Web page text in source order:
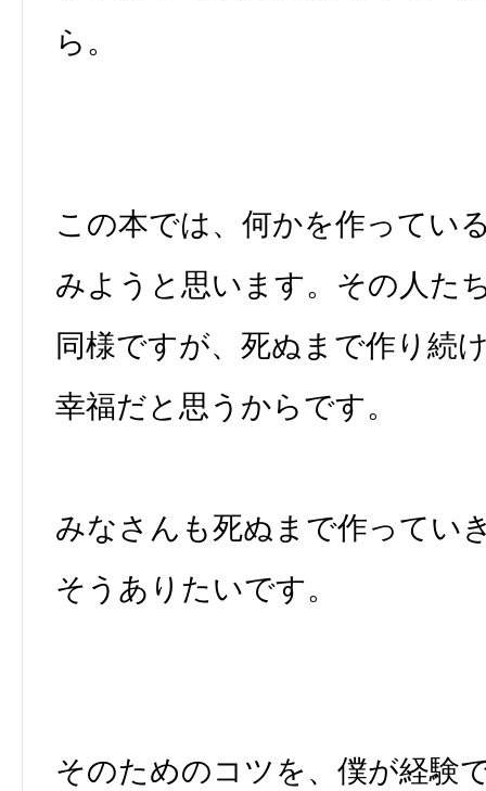
ら。
この本では、何かを作ってい
みようと思います。その人た
同様ですが、死ぬまで作り続
幸福だと思うからです。
みなさんも死ぬまで作ってい
そうありたいです。
そのためのコツを、僕が経験